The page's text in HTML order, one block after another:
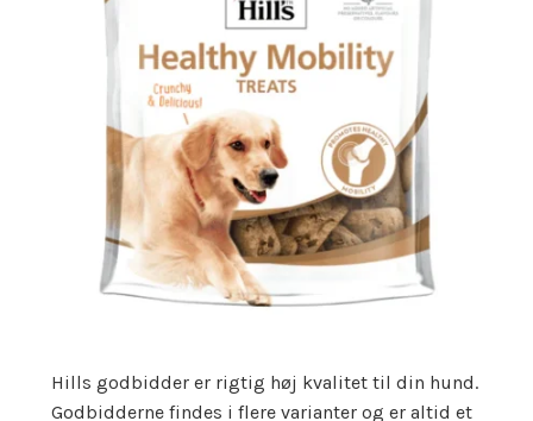
Hills godbidder er rigtig høj kvalitet til din hund.
Godbidderne findes i flere varianter og er altid et